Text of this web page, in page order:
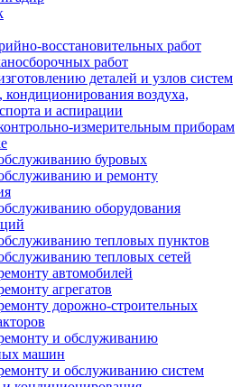
восстановительных работ
работ
деталей и узлов систем
кондиционирования воздуха,
и аспирации
измерительным приборам
буровых
и ремонту
оборудования
тепловых пунктов
тепловых сетей
автомобилей
агрегатов
дорожно-строительных
и обслуживанию
машин
и обслуживанию систем